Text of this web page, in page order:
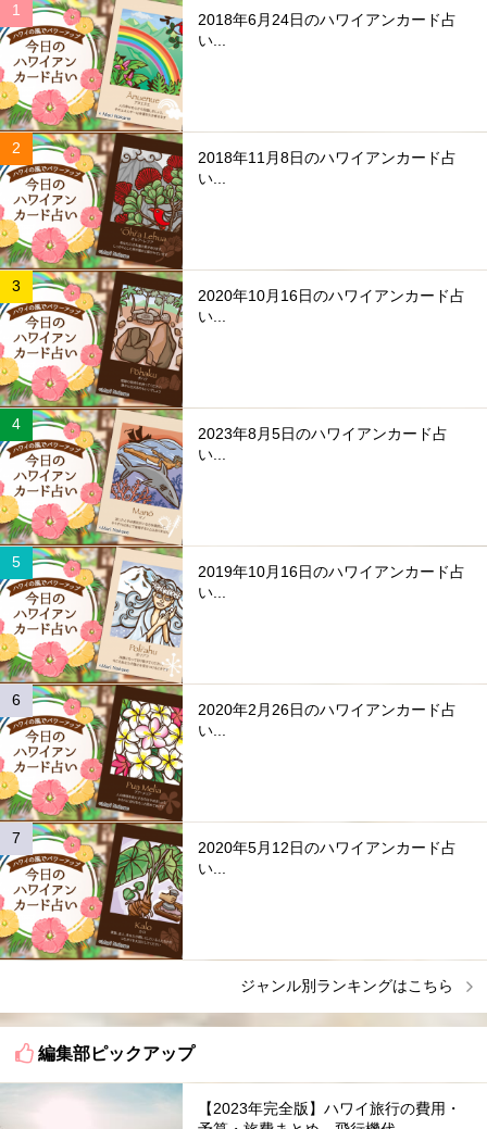
2018年6月24日のハワイアンカード占
い...
2018年11月8日のハワイアンカード占
い...
2020年10月16日のハワイアンカード占
い...
2023年8月5日のハワイアンカード占
い...
2019年10月16日のハワイアンカード占
い...
2020年2月26日のハワイアンカード占
い...
2020年5月12日のハワイアンカード占
い...
ジャンル別ランキングはこちら
編集部ピックアップ
【2023年完全版】ハワイ旅行の費用・